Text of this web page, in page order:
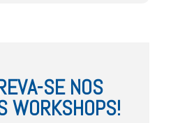
SE NOS
WORKSHOPS!